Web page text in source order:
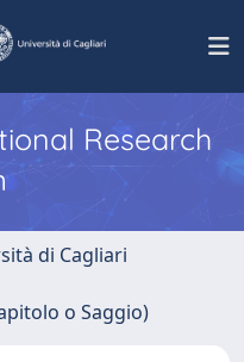
Research
di Cagliari
o Saggio)